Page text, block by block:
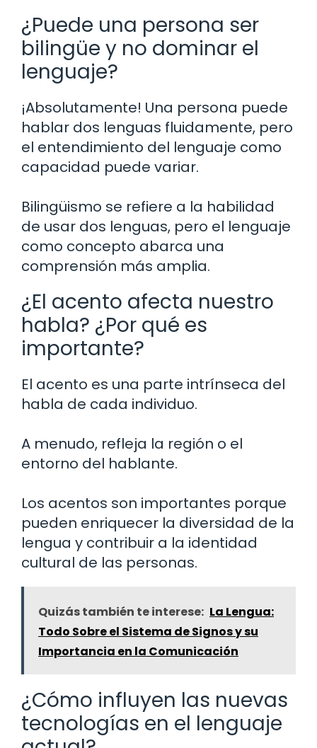
¿Puede una persona ser
bilingüe y no dominar el
lenguaje?
¡Absolutamente! Una persona puede
hablar dos lenguas fluidamente, pero
el entendimiento del lenguaje como
capacidad puede variar.
Bilingüismo se refiere a la habilidad
de usar dos lenguas, pero el lenguaje
como concepto abarca una
comprensión más amplia.
¿El acento afecta nuestro
habla? ¿Por qué es
importante?
El acento es una parte intrínseca del
habla de cada individuo.
A menudo, refleja la región o el
entorno del hablante.
Los acentos son importantes porque
pueden enriquecer la diversidad de la
lengua y contribuir a la identidad
cultural de las personas.
Quizás también te interese: La Lengua:
Todo Sobre el Sistema de Signos y su
Importancia en la Comunicación
¿Cómo influyen las nuevas
tecnologías en el lenguaje